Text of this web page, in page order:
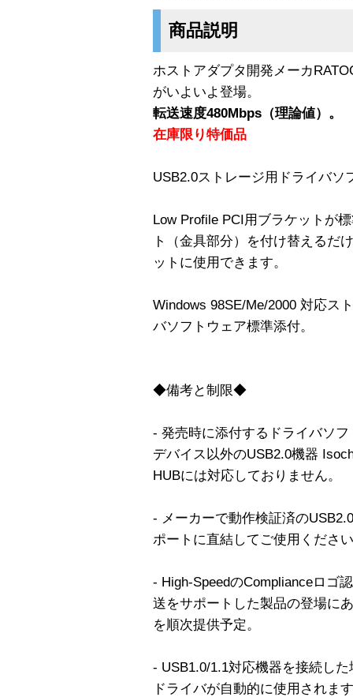
商品説明
ホストアダプタ開発メーカ
がいよいよ登場。
転送速度480Mbps（理論値）。
在庫限り特価品
USB2.0ストレージ用ドライバソ
Low Profile PCI用ブラケットが
ト（金具部分）を付け替えるだ
ットに使用できます。
Windows 98SE/Me/2000 対応ス
バソフトウェア標準添付。
◆備考と制限◆
- 発売時に添付するドライバソ
デバイス以外のUSB2.0機器
HUBには対応しておりません。
- メーカーで動作検証済の
ポートに直結してご使用くださ
- High-SpeedのComplianceロゴ
送をサポートした製品の登場に
を順次提供予定。
- USB1.0/1.1対応機器を接続し
ドライバが自動的に使用されま